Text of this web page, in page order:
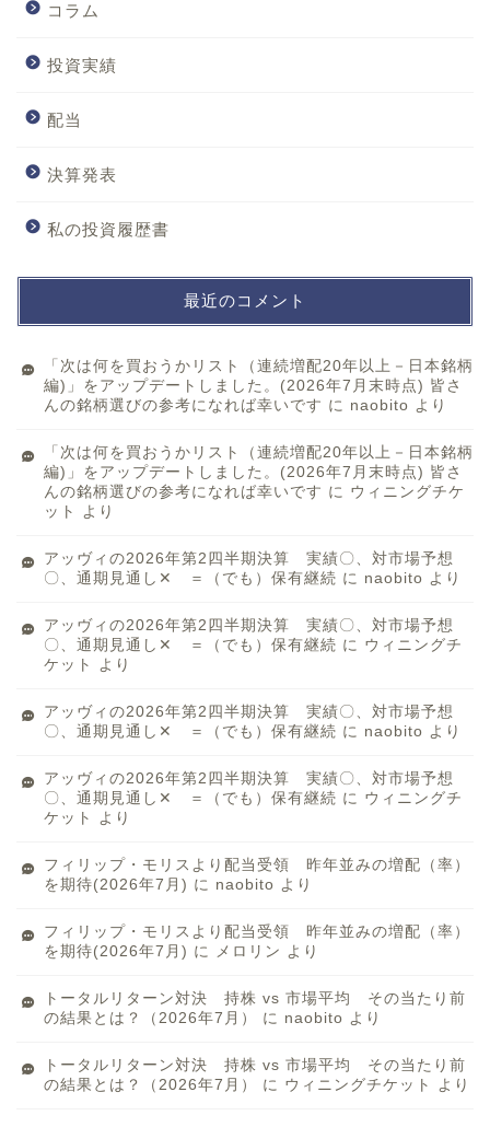
コラム
投資実績
配当
決算発表
私の投資履歴書
最近のコメント
「次は何を買おうかリスト（連続増配20年以上－日本銘柄
編)」をアップデートしました。(2026年7月末時点) 皆さ
んの銘柄選びの参考になれば幸いです に naobito より
「次は何を買おうかリスト（連続増配20年以上－日本銘柄
編)」をアップデートしました。(2026年7月末時点) 皆さ
んの銘柄選びの参考になれば幸いです に ウィニングチケ
ット
より
アッヴィの2026年第2四半期決算 実績〇、対市場予想
〇、通期見通し✕ ＝（でも）保有継続 に naobito より
アッヴィの2026年第2四半期決算 実績〇、対市場予想
〇、通期見通し✕ ＝（でも）保有継続 に ウィニングチ
ケット
より
アッヴィの2026年第2四半期決算 実績〇、対市場予想
〇、通期見通し✕ ＝（でも）保有継続 に naobito より
アッヴィの2026年第2四半期決算 実績〇、対市場予想
〇、通期見通し✕ ＝（でも）保有継続 に ウィニングチ
ケット
より
フィリップ・モリスより配当受領 昨年並みの増配（率）
を期待(2026年7月) に naobito より
フィリップ・モリスより配当受領 昨年並みの増配（率）
を期待(2026年7月) に メロリン より
トータルリターン対決 持株 vs 市場平均 その当たり前
の結果とは？（2026年7月）
に naobito より
トータルリターン対決 持株 vs 市場平均 その当たり前
の結果とは？（2026年7月）
に ウィニングチケット より